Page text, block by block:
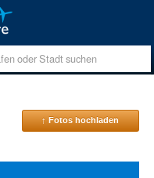
↑ Fotos hochladen